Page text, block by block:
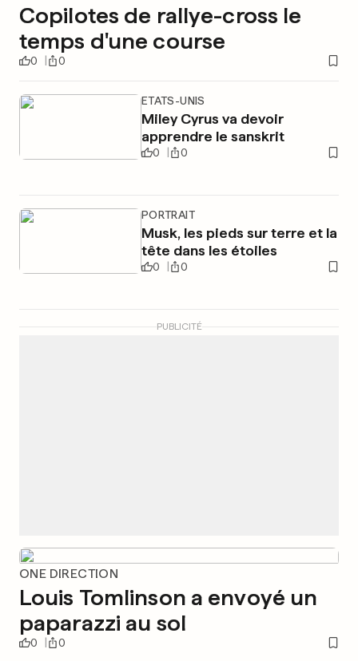
Copilotes de rallye-cross le
temps d'une course
0 0
ETATS-UNIS
Miley Cyrus va devoir
apprendre le sanskrit
0 0
PORTRAIT
Musk, les pieds sur terre et la
tête dans les étoiles
0 0
PUBLICITÉ
ONE DIRECTION
Louis Tomlinson a envoyé un
paparazzi au sol
0 0